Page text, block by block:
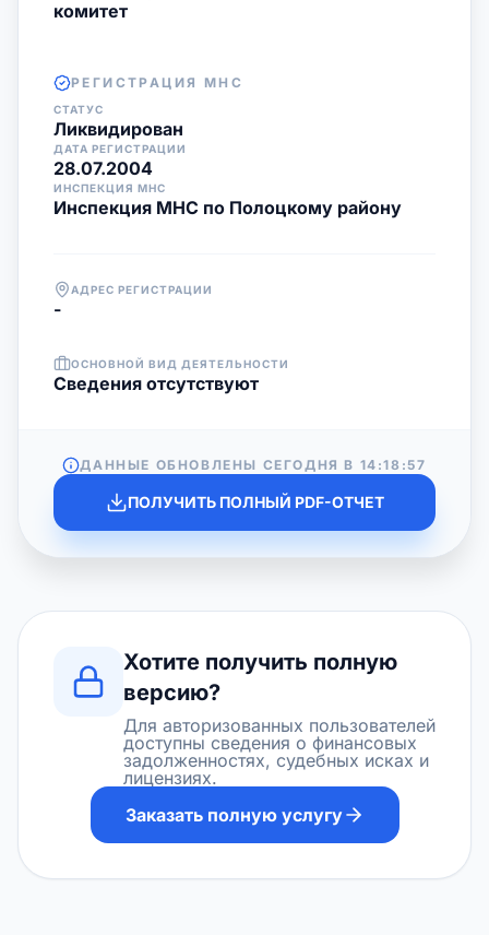
комитет
РЕГИСТРАЦИЯ МНС
СТАТУС
Ликвидирован
ДАТА РЕГИСТРАЦИИ
28.07.2004
ИНСПЕКЦИЯ МНС
Инспекция МНС по Полоцкому району
АДРЕС РЕГИСТРАЦИИ
-
ОСНОВНОЙ ВИД ДЕЯТЕЛЬНОСТИ
Cведения отсутствуют
ДАННЫЕ ОБНОВЛЕНЫ СЕГОДНЯ В 14:18:57
ПОЛУЧИТЬ ПОЛНЫЙ PDF-ОТЧЕТ
Хотите получить полную
версию?
Для авторизованных пользователей
доступны сведения о финансовых
задолженностях, судебных исках и
лицензиях.
Заказать полную услугу